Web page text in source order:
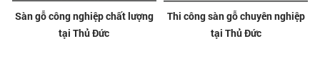
Sàn gỗ công nghiệp chất lượng
tại Thủ Đức
Thi công sàn gỗ chuyên nghiệp
tại Thủ Đức